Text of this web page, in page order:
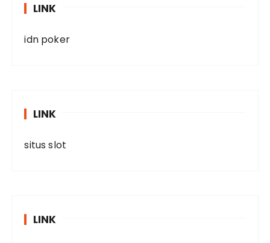
LINK
idn poker
LINK
situs slot
LINK